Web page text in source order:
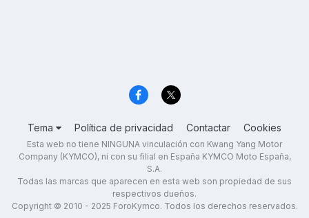
Tema Política de privacidad Contactar Cookies
Esta web no tiene NINGUNA vinculación con Kwang Yang Motor
Company (KYMCO), ni con su filial en España KYMCO Moto España,
S.A.
Todas las marcas que aparecen en esta web son propiedad de sus
respectivos dueños.
Copyright © 2010 - 2025 ForoKymco. Todos los derechos reservados.